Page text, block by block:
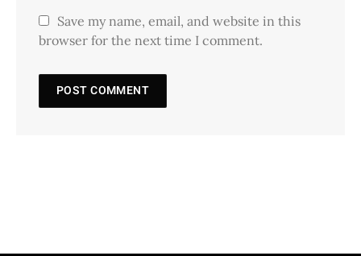
Save my name, email, and website in this
browser for the next time I comment.